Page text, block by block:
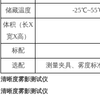
储藏温度
-
体积（长X
宽X高）
标配
选配
测量夹具、雾度标
清晰度雾影测试仪
清晰度雾影测试仪